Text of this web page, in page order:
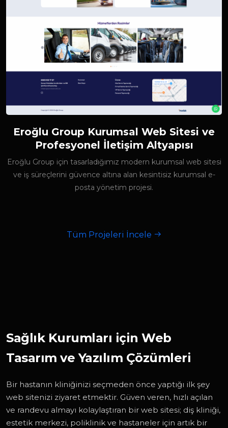
Eroğlu Group Kurumsal Web Sitesi ve
Profesyonel İletişim Altyapısı
Eroğlu Group için tasarladığımız modern kurumsal web sitesi
ve iş süreçlerini güvence altına alan kesintisiz kurumsal e-
posta yönetim projesi.
Tüm Projeleri İncele
Sağlık Kurumları için Web
Tasarım ve Yazılım Çözümleri
Bir hastanın kliniğinizi seçmeden önce yaptığı ilk şey
web sitenizi ziyaret etmektir. Güven veren, hızlı açılan
ve randevu almayı kolaylaştıran bir web sitesi; diş kliniği,
estetik merkezi, poliklinik ve hastaneler için artık bir